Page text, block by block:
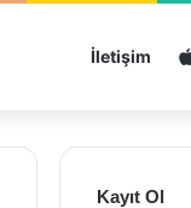
İletişim
Kayıt Ol